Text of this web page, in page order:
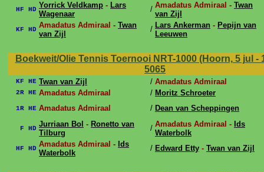
HF HD Yorrick Veldkamp - Lars
Wagenaar
/ Amadatus Admiraal - Twan
van Zijl
KF HD Amadatus Admiraal - Twan
van Zijl
/ Lars Ankerman - Pepijn van
Leeuwen
Boekweit/Olie Tennis Toernooi NRT-1000 (Hoorn, 5 jul -
5065
KF HE Twan van Zijl / Amadatus Admiraal
2R HE Amadatus Admiraal / Moritz Schroeter
1R HE Amadatus Admiraal / Dean van Scheppingen
F HD Jurriaan Bol - Ronetto van
Tilburg
/ Amadatus Admiraal - Ids
Waterbolk
HF HD Amadatus Admiraal - Ids
Waterbolk
/ Edward Etty - Twan van Zijl